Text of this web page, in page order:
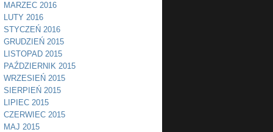
MARZEC 2016
LUTY 2016
STYCZEŃ 2016
GRUDZIEŃ 2015
LISTOPAD 2015
PAŹDZIERNIK 2015
WRZESIEŃ 2015
SIERPIEŃ 2015
LIPIEC 2015
CZERWIEC 2015
MAJ 2015